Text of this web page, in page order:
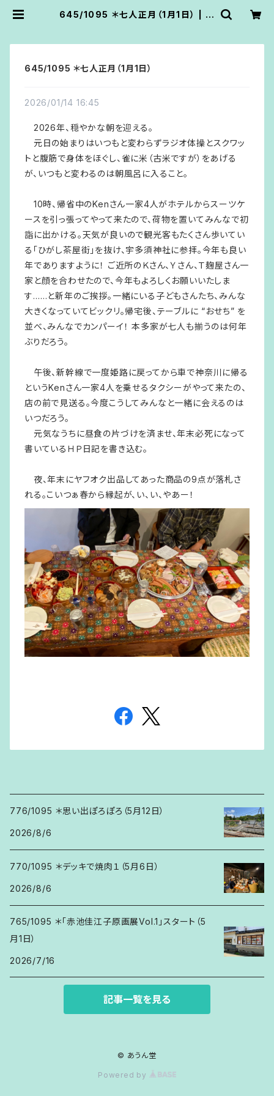
645/1095 ＊七人正月（1月1日） | あ
645/1095 ＊七人正月（1月1日）
2026/01/14 16:45
2026年、穏やかな朝を迎える。
元日の始まりはいつもと変わらずラジオ体操とスクワッ
トと腹筋で身体をほぐし、雀に米（古米ですが）をあげる
が、いつもと変わるのは朝風呂に入ること。
10時、帰省中のKenさん一家4人がホテルからスーツケ
ースを引っ張ってやって来たので、荷物を置いてみんなで初
詣に出かける。天気が良いので観光客もたくさん歩いてい
る「ひがし茶屋街」を抜け、宇多須神社に参拝。今年も良い
年でありますように！ ご近所のＫさん、Ｙさん、Ｔ麹屋さん一
家と顔を合わせたので、今年もよろしくお願いいたしま
す……と新年のご挨拶。一緒にいる子どもさんたち、みんな
大きくなっていてビックリ。帰宅後、テーブルに “おせち” を
並べ、みんなでカンパーイ！ 本多家が七人も揃うのは何年
ぶりだろう。
午後、新幹線で一度姫路に戻ってから車で神奈川に帰る
というKenさん一家4人を乗せるタクシーがやって来たの、
店の前で見送る。今度こうしてみんなと一緒に会えるのは
いつだろう。
元気なうちに昼食の片づけを済ませ、年末必死になって
書いているＨＰ日記を書き込む。
夜、年末にヤフオク出品してあった商品の9点が落札さ
れる。こいつぁ春から縁起が、い、い、やあー！
776/1095 ＊思い出ぽろぽろ（5月12日）
2026/8/6
770/1095 ＊デッキで焼肉１（5月6日）
2026/8/6
765/1095 ＊「赤池佳江子原画展Vol.1」スタート（5
月1日）
2026/7/16
記事一覧を見る
© あうん堂
Powered by